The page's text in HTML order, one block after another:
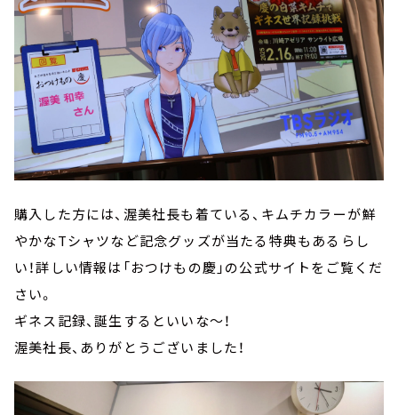
購入した方には、渥美社長も着ている、キムチカラーが鮮
やかなTシャツなど記念グッズが当たる特典もあるらし
い！詳しい情報は「おつけもの慶」の公式サイトをご覧くだ
さい。
ギネス記録、誕生するといいな～！
渥美社長、ありがとうございました！